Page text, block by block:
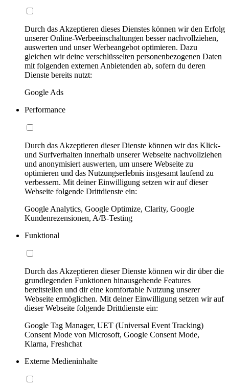
Durch das Akzeptieren dieses Dienstes können wir den Erfolg
unserer Online-Werbeeinschaltungen besser nachvollziehen,
auswerten und unser Werbeangebot optimieren. Dazu
gleichen wir deine verschlüsselten personenbezogenen Daten
mit folgenden externen Anbietenden ab, sofern du deren
Dienste bereits nutzt:
Google Ads
Performance
Durch das Akzeptieren dieser Dienste können wir das Klick-
und Surfverhalten innerhalb unserer Webseite nachvollziehen
und anonymisiert auswerten, um unsere Webseite zu
optimieren und das Nutzungserlebnis insgesamt laufend zu
verbessern. Mit deiner Einwilligung setzen wir auf dieser
Webseite folgende Drittdienste ein:
Google Analytics, Google Optimize, Clarity, Google
Kundenrezensionen, A/B-Testing
Funktional
Durch das Akzeptieren dieser Dienste können wir dir über die
grundlegenden Funktionen hinausgehende Features
bereitstellen und dir eine komfortable Nutzung unserer
Webseite ermöglichen. Mit deiner Einwilligung setzen wir auf
dieser Webseite folgende Drittdienste ein:
Google Tag Manager, UET (Universal Event Tracking)
Consent Mode von Microsoft, Google Consent Mode,
Klarna, Freshchat
Externe Medieninhalte